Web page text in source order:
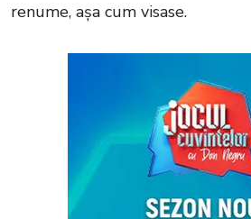
renume, așa cum visase.